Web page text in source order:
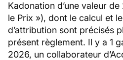
Kadonation d’une valeur
le Prix »), dont le calcul et
d’attribution sont précisés
présent règlement. Il y a 1
2026, un collaborateur